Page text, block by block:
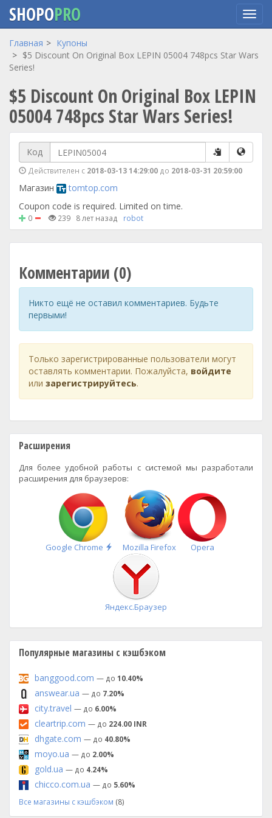
Перейти
основному
SHOPOPRO
Главная
Купоны
$5 Discount On Original Box LEPIN 05004 748pcs Star Wars
Series!
$5 Discount On Original Box LEPIN
05004 748pcs Star Wars Series!
Код
Действителен с 2018-03-13 14:29:00 до 2018-03-31 20:59:00
Магазин
tomtop.com
Coupon code is required. Limited on time.
0 239 8 лет назад robot
Комментарии (0)
Никто ещё не оставил комментариев. Будьте
первыми!
Только зарегистрированные пользователи могут
оставлять комментарии. Пожалуйста, войдите
или зарегистрируйтесь.
Расширения
Для более удобной работы с системой мы разработали
расширения для браузеров:
Google Chrome
Быстрая
установка
Mozilla Firefox Opera
Яндекс.Браузер
Популярные магазины с кэшбэком
banggood.com — до 10.40%
answear.ua — до 7.20%
city.travel — до 6.00%
cleartrip.com — до 224.00 INR
dhgate.com — до 40.80%
moyo.ua — до 2.00%
gold.ua — до 4.24%
chicco.com.ua — до 5.60%
Все магазины с кэшбэком (8)